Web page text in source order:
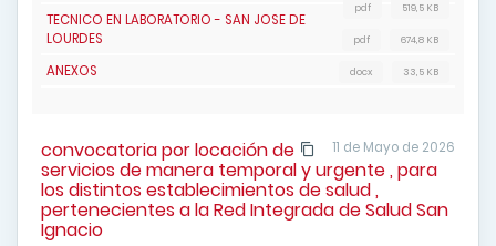
519,5 KB
pdf
TECNICO EN LABORATORIO - SAN JOSE DE
LOURDES
674,8 KB
pdf
ANEXOS 33,5 KB
docx
11 de Mayo de 2026
convocatoria por locación de
servicios de manera temporal y urgente , para
los distintos establecimientos de salud ,
pertenecientes a la Red Integrada de Salud San
Ignacio